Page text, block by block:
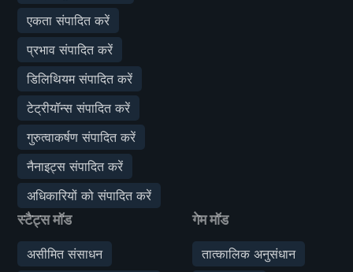
एकता संपादित करें
प्रभाव संपादित करें
डिलिथियम संपादित करें
टेट्रीयॉन्स संपादित करें
गुरुत्वाकर्षण संपादित करें
नैनाइट्स संपादित करें
अधिकारियों को संपादित करें
स्टैट्स मॉड
असीमित संसाधन
गेम मॉड
तात्कालिक अनुसंधान